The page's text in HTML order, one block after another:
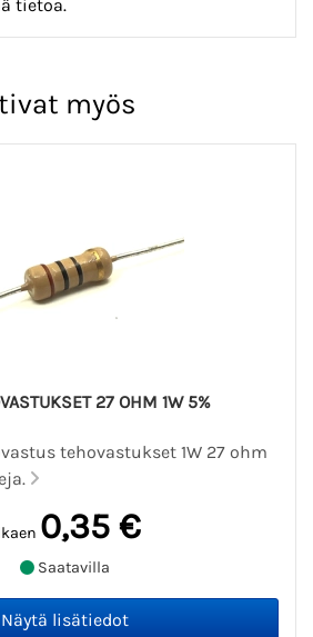
tietoa.
myös
27 OHM 1W 5%
tehovastukset 1W 27 ohm
0,35 €
Saatavilla